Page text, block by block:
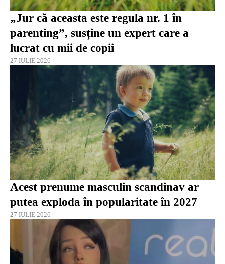
„Jur că aceasta este regula nr. 1 în
parenting”, susține un expert care a
lucrat cu mii de copii
27 IULIE 2026
Acest prenume masculin scandinav ar
putea exploda în popularitate în 2027
27 IULIE 2026